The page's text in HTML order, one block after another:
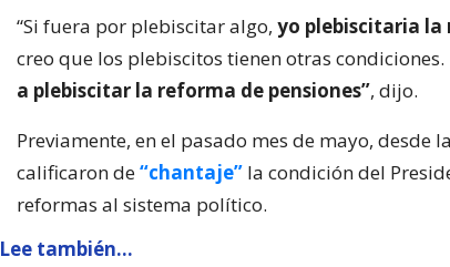
“Si fuera por plebiscitar algo, yo plebiscitaria la
creo que los plebiscitos tienen otras condiciones.
a plebiscitar la reforma de pensiones”, dijo.
Previamente, en el pasado mes de mayo, desde
calificaron de“chantaje” la condición del
reformas al sistema político.
Lee también...